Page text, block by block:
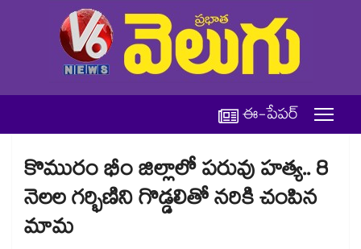
ఈ-పేపర్
కొమురం భీం జిల్లాలో పరువు హత్య.. 8
నెలల గర్భిణిని గొడ్డలితో నరికి చంపిన
మామ